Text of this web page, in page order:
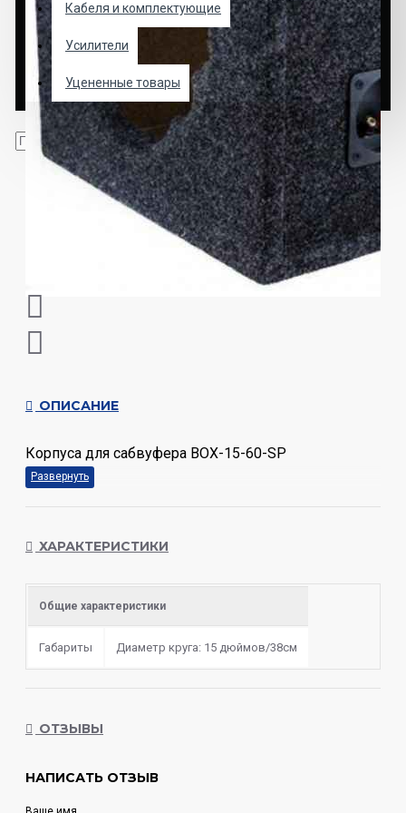
Кабеля и комплектующие
Усилители
Уцененные товары
ОПИСАНИЕ
Корпуса для сабвуфера BOX-15-60-SP
ХАРАКТЕРИСТИКИ
Общие характеристики
Габариты Диаметр круга: 15 дюймов/38см
ОТЗЫВЫ
НАПИСАТЬ ОТЗЫВ